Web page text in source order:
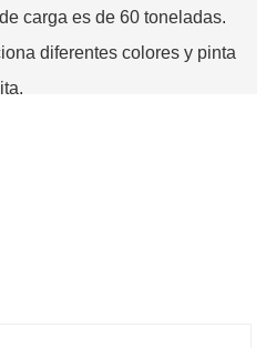
carga es de 60 toneladas.
diferentes colores y pinta